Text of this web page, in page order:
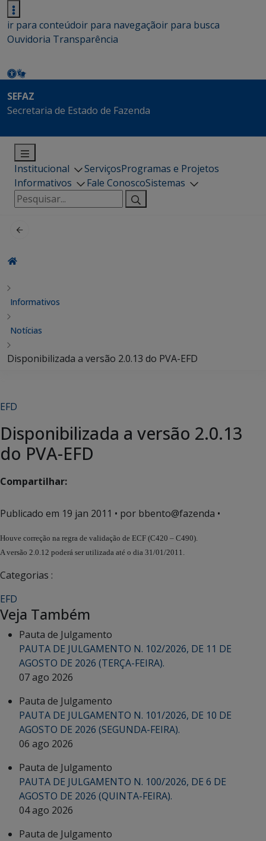
ir para conteúdoir para navegaçãoir para busca
Ouvidoria Transparência
SEFAZ
Secretaria de Estado de Fazenda
Institucional ServiçosProgramas e Projetos
Informativos
Fale ConoscoSistemas
Pesquisar
por:
Informativos
Notícias
Disponibilizada a versão 2.0.13 do PVA-EFD
EFD
Disponibilizada a versão 2.0.13
do PVA-EFD
Compartilhar:
Publicado em 19 jan 2011 • por bbento@fazenda •
Houve correção na regra de validação de ECF (C420 – C490).
A versão 2.0.12 poderá ser utilizada até o dia 31/01/2011.
Categorias :
EFD
Veja Também
Pauta de Julgamento
PAUTA DE JULGAMENTO N. 102/2026, DE 11 DE
AGOSTO DE 2026 (TERÇA-FEIRA).
07 ago 2026
Pauta de Julgamento
PAUTA DE JULGAMENTO N. 101/2026, DE 10 DE
AGOSTO DE 2026 (SEGUNDA-FEIRA).
06 ago 2026
Pauta de Julgamento
PAUTA DE JULGAMENTO N. 100/2026, DE 6 DE
AGOSTO DE 2026 (QUINTA-FEIRA).
04 ago 2026
Pauta de Julgamento